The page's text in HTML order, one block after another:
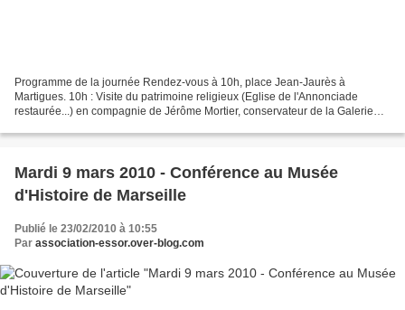
Programme de la journée Rendez-vous à 10h, place Jean-Jaurès à
Martigues. 10h : Visite du patrimoine religieux (Eglise de l'Annonciade
restaurée...) en compagnie de Jérôme Mortier, conservateur de la Galerie
Mardi 9 mars 2010 - Conférence au Musée
d'Histoire de Marseille
Publié le 23/02/2010 à 10:55
Par association-essor.over-blog.com